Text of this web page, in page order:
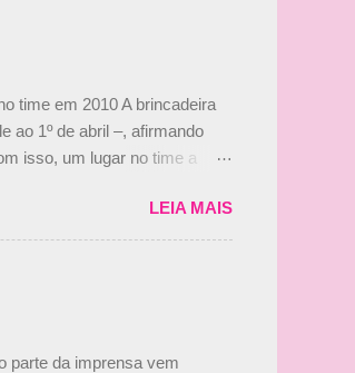
time em 2010 A brincadeira
ao 1º de abril –, afirmando
isso, um lugar no time a
Bruno Senna em 2010. "Na
de ter assinado com Bruno
nada contra o filho do
LEIA MAIS
parte da imprensa vem